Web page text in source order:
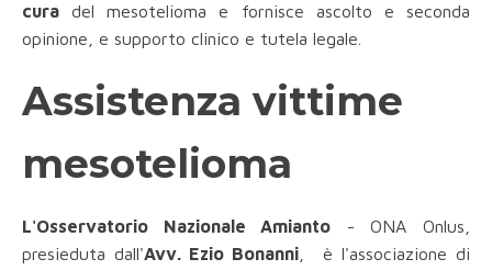
cura del mesotelioma e fornisce ascolto e seconda
opinione, e supporto clinico e tutela legale.
Assistenza vittime
mesotelioma
L'Osservatorio Nazionale Amianto - ONA Onlus,
presieduta dall'Avv. Ezio Bonanni , è l'associazione di